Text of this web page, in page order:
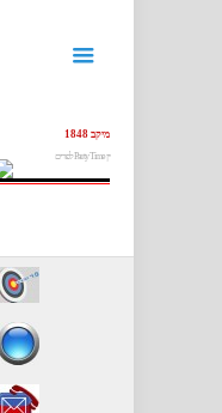
מיקב 1848
יין Party Time לפורים